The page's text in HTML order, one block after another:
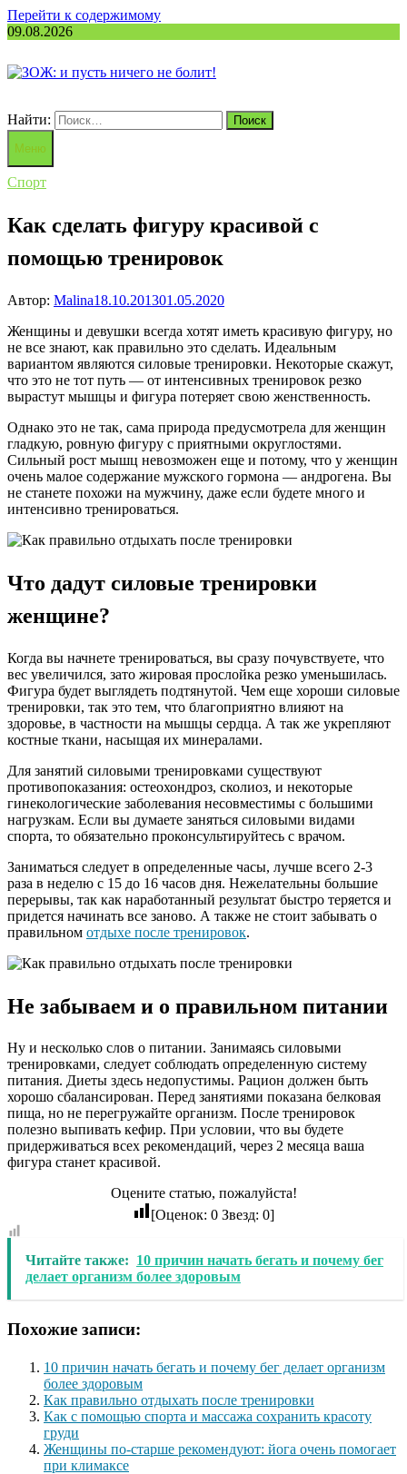
Перейти к содержимому
09.08.2026
Найти:
Меню
Спорт
Как сделать фигуру красивой с
помощью тренировок
Автор: Malina18.10.201301.05.2020
Женщины и девушки всегда хотят иметь красивую фигуру, но
не все знают, как правильно это сделать. Идеальным
вариантом являются силовые тренировки. Некоторые скажут,
что это не тот путь — от интенсивных тренировок резко
вырастут мышцы и фигура потеряет свою женственность.
Однако это не так, сама природа предусмотрела для женщин
гладкую, ровную фигуру с приятными округлостями.
Сильный рост мышц невозможен еще и потому, что у женщин
очень малое содержание мужского гормона — андрогена. Вы
не станете похожи на мужчину, даже если будете много и
интенсивно тренироваться.
Что дадут силовые тренировки
женщине?
Когда вы начнете тренироваться, вы сразу почувствуете, что
вес увеличился, зато жировая прослойка резко уменьшилась.
Фигура будет выглядеть подтянутой. Чем еще хороши силовые
тренировки, так это тем, что благоприятно влияют на
здоровье, в частности на мышцы сердца. А так же укрепляют
костные ткани, насыщая их минералами.
Для занятий силовыми тренировками существуют
противопоказания: остеохондроз, сколиоз, и некоторые
гинекологические заболевания несовместимы с большими
нагрузкам. Если вы думаете заняться силовыми видами
спорта, то обязательно проконсультируйтесь с врачом.
Заниматься следует в определенные часы, лучше всего 2-3
раза в неделю с 15 до 16 часов дня. Нежелательны большие
перерывы, так как наработанный результат быстро теряется и
придется начинать все заново. А также не стоит забывать о
правильном отдыхе после тренировок.
Не забываем и о правильном питании
Ну и несколько слов о питании. Занимаясь силовыми
тренировками, следует соблюдать определенную систему
питания. Диеты здесь недопустимы. Рацион должен быть
хорошо сбалансирован. Перед занятиями показана белковая
пища, но не перегружайте организм. После тренировок
полезно выпивать кефир. При условии, что вы будете
придерживаться всех рекомендаций, через 2 месяца ваша
фигура станет красивой.
Оцените статью, пожалуйста!
[Оценок: 0 Звезд: 0]
Читайте также: 10 причин начать бегать и почему бег
делает организм более здоровым
Похожие записи:
10 причин начать бегать и почему бег делает организм
более здоровым
Как правильно отдыхать после тренировки
Как с помощью спорта и массажа сохранить красоту
груди
Женщины по-старше рекомендуют: йога очень помогает
при климаксе